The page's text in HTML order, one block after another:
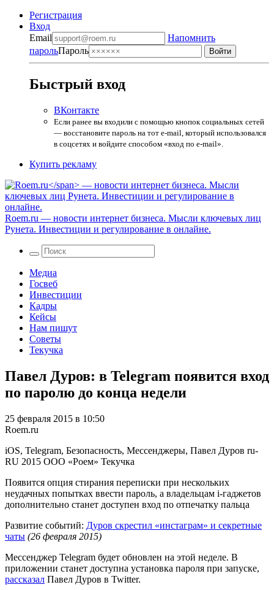
Регистрация
Вход
Email
Напомнить
парольПароль
Быстрый вход
ВКонтакте
Если ранее вы входили с помощью кнопок социальных сетей
— восстановите пароль на тот e-mail, который использовался
в соцсетях и войдите способом «вход по e-mail».
Купить рекламу
Roem.ru — новости интернет бизнеса. Мысли ключевых лиц
Рунета. Инвестиции и регулирование в онлайне.
Медиа
Госвеб
Инвестиции
Кадры
Кейсы
Нам пишут
Советы
Текучка
Павел Дуров: в Telegram появится вход
по паролю до конца недели
25 февраля 2015 в 10:50
Roem.ru
iOS, Telegram, Безопасность, Мессенджеры, Павел Дуров ru-
RU 2015 ООО «Роем» Текучка
Появится опция стирания переписки при нескольких
неудачных попытках ввести пароль, а владельцам i-гаджетов
дополнительно станет доступен вход по отпечатку пальца
Развитие событий: Дуров скрестил «инстаграм» и секретные
чаты (26 февраля 2015)
Мессенджер Telegram будет обновлен на этой неделе. В
приложении станет доступна установка пароля при запуске,
рассказал Павел Дуров в Twitter.